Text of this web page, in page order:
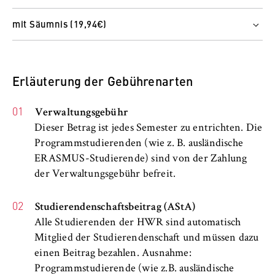
n
i
s
a
n
d
L
w
Alumni
379,77 €
mit Säumnis (19,94€)
Vollzeitstudium
Teilzeitstudium
172,91 €
Erläuterung der Gebührenarten
Verwaltungsgebühr
Dieser Betrag ist jedes Semester zu entrichten. Die
Programmstudierenden (wie z. B. ausländische
ERASMUS-Studierende) sind von der Zahlung
der Verwaltungsgebühr befreit.
Studierendenschaftsbeitrag (AStA)
Alle Studierenden der HWR sind automatisch
Mitglied der Studierendenschaft und müssen dazu
einen Beitrag bezahlen. Ausnahme:
Programmstudierende (wie z.B. ausländische
Betreiber dieser Website
Zweck:
Benutzer (z. B. im geschützten
Mitgliederbereich). Er speichert die
Session-ID und sorgt dafür, dass der Nutzer
während des Besuchs eingeloggt bleibt.
Cookie Laufzeit:
Für die Dauer der Browsersitzung
MARKETING
Youtube
Name: